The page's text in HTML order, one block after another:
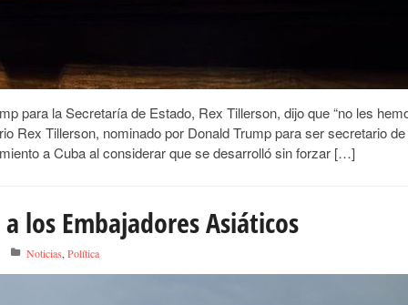
para la Secretaría de Estado, Rex Tillerson, dijo que “no les
Rex Tillerson, nominado por Donald Trump para ser secretario de
a Cuba al considerar que se desarrolló sin forzar […]
los Embajadores Asiáticos
Noticias, Política